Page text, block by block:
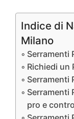
Indice di
Milano
Serramenti
Richiedi un
Serramenti
Serramenti
pro e contro